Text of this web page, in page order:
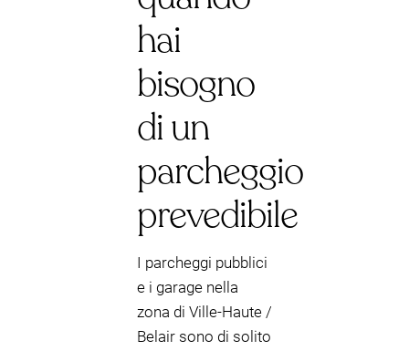
hai
bisogno
di un
parcheggio
prevedibile
I parcheggi pubblici
e i garage nella
zona di Ville-Haute /
Belair sono di solito